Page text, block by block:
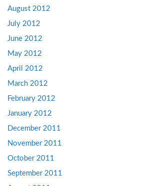
August 2012
July 2012
June 2012
May 2012
April 2012
March 2012
February 2012
January 2012
December 2011
November 2011
October 2011
September 2011